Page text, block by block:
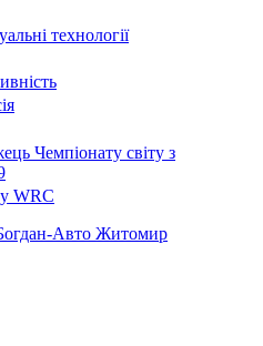
технології
Чемпіонату світу з
WRC